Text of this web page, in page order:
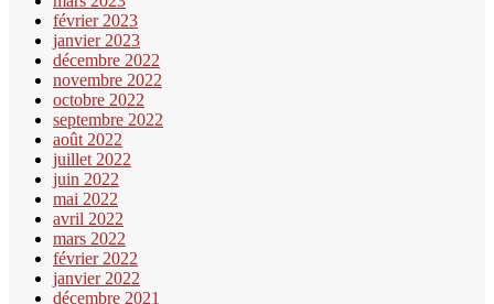
février 2023
janvier 2023
décembre 2022
novembre 2022
octobre 2022
septembre 2022
août 2022
juillet 2022
juin 2022
mai 2022
avril 2022
mars 2022
février 2022
janvier 2022
décembre 2021